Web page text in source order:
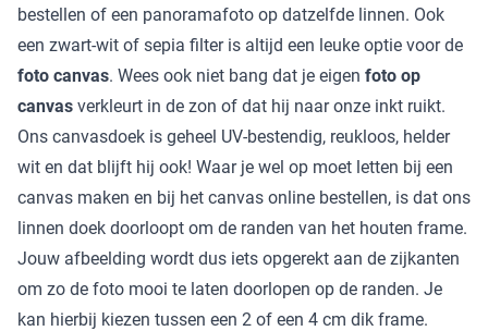
bestellen of een panoramafoto op datzelfde linnen. Ook
een zwart-wit of sepia filter is altijd een leuke optie voor de
foto canvas. Wees ook niet bang dat je eigen foto op
canvas verkleurt in de zon of dat hij naar onze inkt ruikt.
Ons canvasdoek is geheel UV-bestendig, reukloos, helder
wit en dat blijft hij ook! Waar je wel op moet letten bij een
canvas maken en bij het canvas online bestellen, is dat ons
linnen doek doorloopt om de randen van het houten frame.
Jouw afbeelding wordt dus iets opgerekt aan de zijkanten
om zo de foto mooi te laten doorlopen op de randen. Je
kan hierbij kiezen tussen een 2 of een 4 cm dik frame.